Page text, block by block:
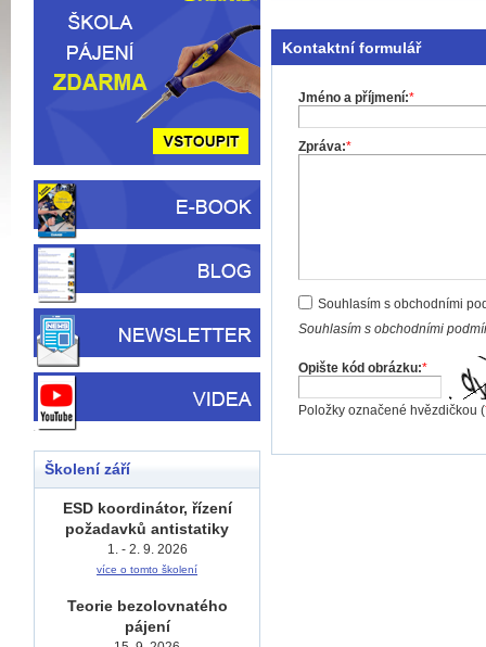
Kontaktní formulář
Jméno a příjmení:*
Zpráva:*
Souhlasím s obchodními
Souhlasím s obchodními
Opište kód obrázku:*
Položky označené hvězdičkou (
Školení září
ESD koordinátor, řízení
požadavků antistatiky
1. - 2. 9. 2026
více o tomto školení
Teorie bezolovnatého
pájení